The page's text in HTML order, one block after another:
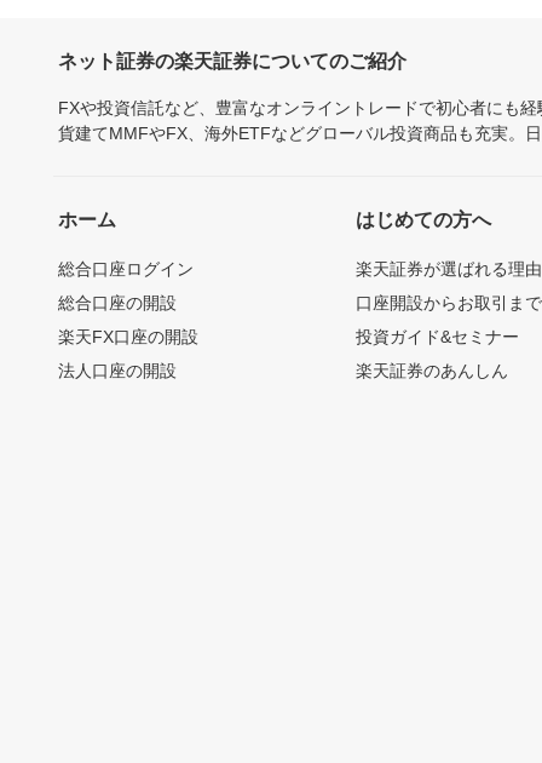
ネット証券の楽天証券についてのご紹介
FXや投資信託など、豊富なオンライントレードで初心者にも
貨建てMMFやFX、海外ETFなどグローバル投資商品も充実。
ホーム
総合口座ログイン
総合口座の開設
楽天FX口座の開設
法人口座の開設
はじめての方へ
楽天証券が選ばれる理由
口座開設からお取引ま
投資ガイド&セミナー
楽天証券のあんしん